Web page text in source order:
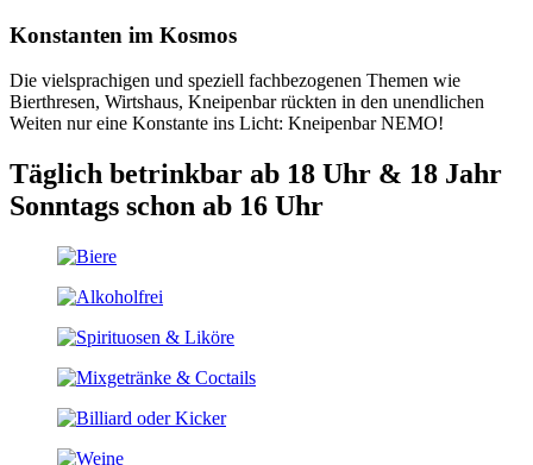
Konstanten im Kosmos
Die vielsprachigen und speziell fachbezogenen Themen wie
Bierthresen, Wirtshaus, Kneipenbar rückten in den unendlichen
Weiten nur eine Konstante ins Licht: Kneipenbar NEMO!
Täglich betrinkbar ab 18 Uhr & 18 Jahr
Sonntags schon ab 16 Uhr